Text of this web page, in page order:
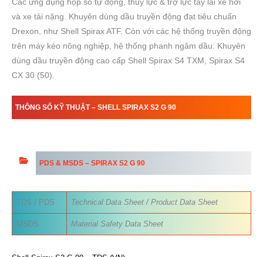
Các ứng dụng hộp số tự động, thủy lực & trợ lực tay lái xe hơi
và xe tải nặng. Khuyên dùng dầu truyền động đạt tiêu chuẩn
Drexon, như Shell Spirax ATF. Còn với các hệ thống truyền động
trên máy kéo nông nghiệp, hệ thống phanh ngâm dầu. Khuyên
dùng dầu truyền động cao cấp Shell Spirax S4 TXM, Spirax S4
CX 30 (50).
THÔNG SỐ KỸ THUẬT – SHELL SPIRAX S2 G 90
PDS & MSDS – SPIRAX S2 G 90
TDS / PDS Technical Data Sheet / Product Data Sheet
MSDS Material Safety Data Sheet